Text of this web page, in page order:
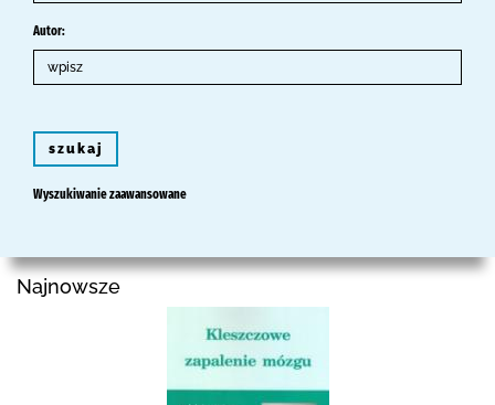
Autor:
szukaj
Wyszukiwanie zaawansowane
Najnowsze